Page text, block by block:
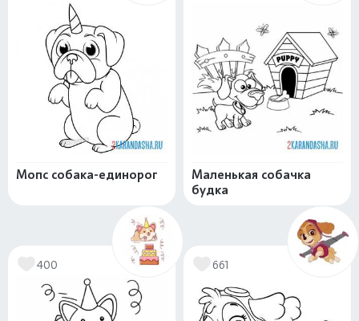
Мопс собака-единорог
Маленькая собачка
будка
400 661